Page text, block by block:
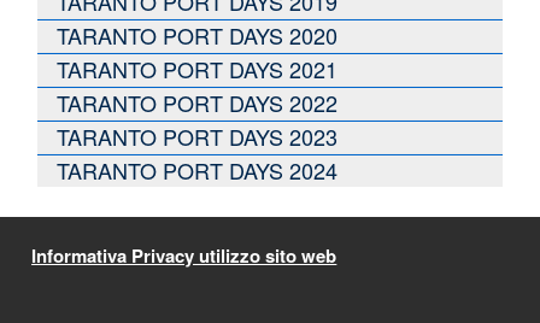
TARANTO PORT DAYS 2020
TARANTO PORT DAYS 2021
TARANTO PORT DAYS 2022
TARANTO PORT DAYS 2023
TARANTO PORT DAYS 2024
Informativa Privacy utilizzo sito web